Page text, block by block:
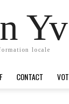
locale
CONTACT